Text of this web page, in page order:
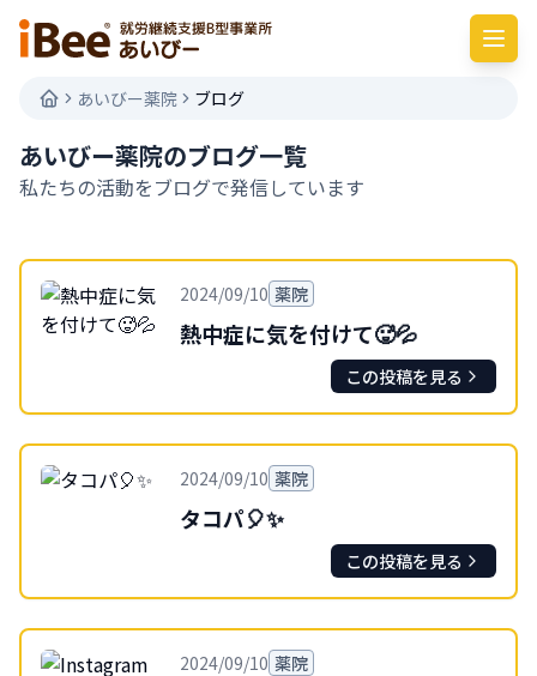
あいびー薬院 ブログ
あいびー薬院のブログ一覧
私たちの活動をブログで発信しています
2024/09/10 薬院
熱中症に気を付けて🥵💦
この投稿を見る
2024/09/10 薬院
タコパ🎈✨
この投稿を見る
2024/09/10 薬院